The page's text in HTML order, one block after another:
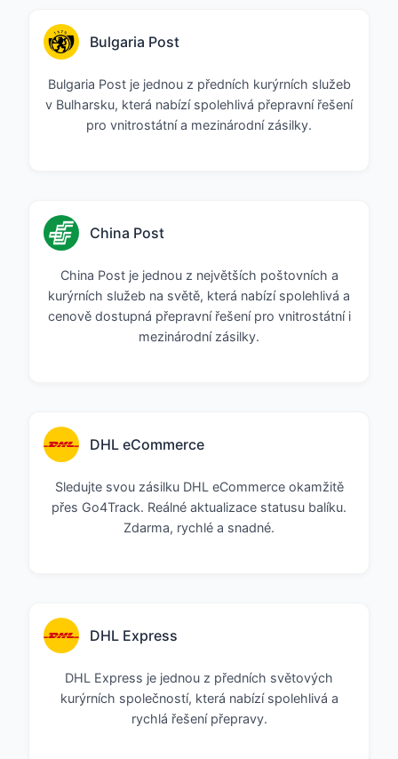
Bulgaria Post
Bulgaria Post je jednou z předních kurýrních služeb
v Bulharsku, která nabízí spolehlivá přepravní řešení
pro vnitrostátní a mezinárodní zásilky.
China Post
China Post je jednou z největších poštovních a
kurýrních služeb na světě, která nabízí spolehlivá a
cenově dostupná přepravní řešení pro vnitrostátní i
mezinárodní zásilky.
DHL eCommerce
Sledujte svou zásilku DHL eCommerce okamžitě
přes Go4Track. Reálné aktualizace statusu balíku.
Zdarma, rychlé a snadné.
DHL Express
DHL Express je jednou z předních světových
kurýrních společností, která nabízí spolehlivá a
rychlá řešení přepravy.